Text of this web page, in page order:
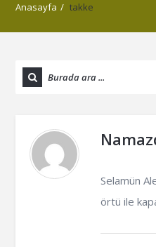
Anasayfa / takke
Selamün
örtü ile